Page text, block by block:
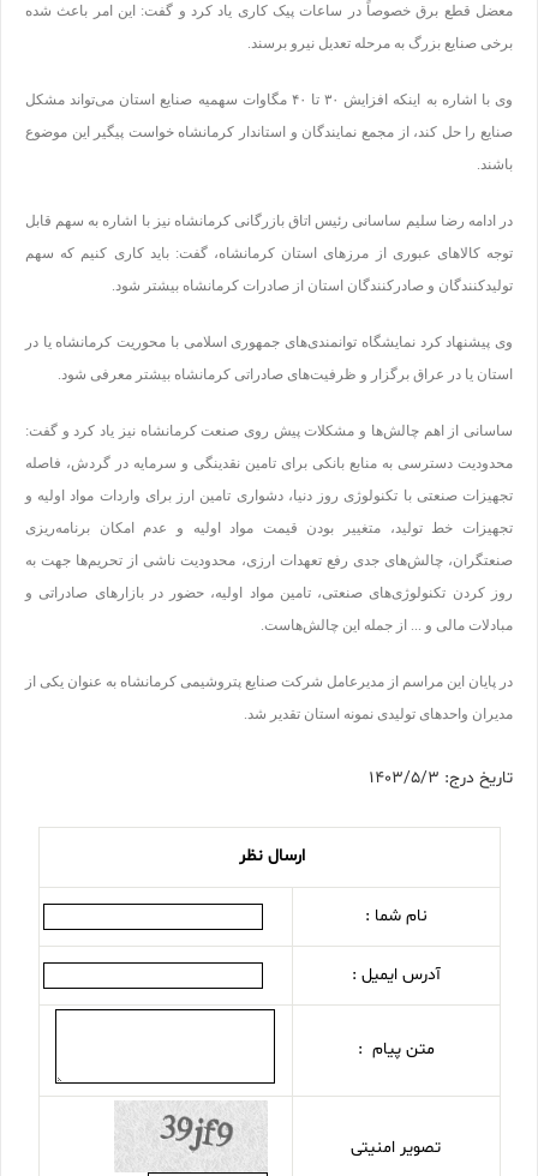
معضل قطع برق خصوصاً در ساعات پیک کاری یاد کرد و گفت: این امر باعث شده
برخی صنایع بزرگ به مرحله تعدیل نیرو برسند.
وی با اشاره به اینکه افزایش ۳۰تا ۴۰ مگاوات سهمیه صنایع استان می‌تواند مشکل
صنایع را حل کند، از مجمع نمایندگان و استاندار کرمانشاه خواست پیگیر این موضوع
باشند.
در ادامه رضا سلیم ساسانی رئیس اتاق بازرگانی کرمانشاه نیز با اشاره به سهم قابل
توجه کالاهای عبوری از مرزهای استان کرمانشاه، گفت: باید کاری کنیم که سهم
تولیدکنندگان و صادرکنندگان استان از صادرات کرمانشاه بیشتر شود.
وی پیشنهاد کرد نمایشگاه توانمندی‌های جمهوری اسلامی با محوریت کرمانشاه یا در
استان یا در عراق برگزار و ظرفیت‌های صادراتی کرمانشاه بیشتر معرفی شود.
ساسانی از اهم چالش‌ها و مشکلات پیش روی صنعت کرمانشاه نیز یاد کرد و گفت:
محدودیت دسترسی به منابع بانکی برای تامین نقدینگی و سرمایه در گردش، فاصله
تجهیزات صنعتی با تکنولوژی روز دنیا، دشواری تامین ارز برای واردات مواد اولیه و
تجهیزات خط تولید، متغییر بودن قیمت مواد اولیه و عدم امکان برنامه‌ریزی
صنعتگران، چالش‌های جدی رفع تعهدات ارزی، محدودیت ناشی از تحریم‌ها جهت به
روز کردن تکنولوژی‌های صنعتی، تامین مواد اولیه، حضور در بازارهای صادراتی و
مبادلات مالی و ... از جمله این چالش‌هاست.
در پایان این مراسم از مدیرعامل شرکت صنایع پتروشیمی کرمانشاه به عنوان یکی از
مدیران واحدهای تولیدی نمونه استان تقدیر شد.
تاریخ درج: 1403/5/3
ارسال نظر
نام شما :
آدرس ایمیل :
متن پیام :
تصویر امنیتی